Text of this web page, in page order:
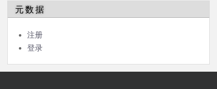
元数据
注册
登录